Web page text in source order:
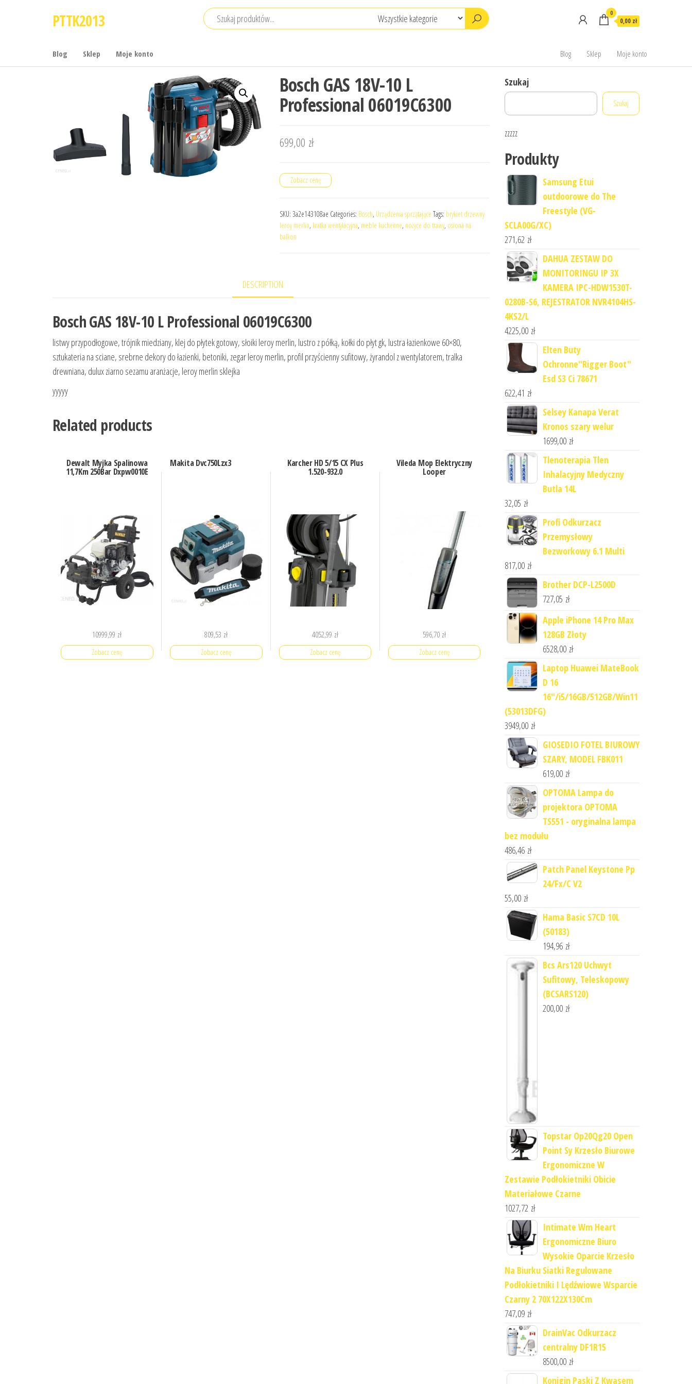
PTTK2013 0
0,00 zł
Blog Sklep Moje konto Blog Sklep Moje konto
Bosch GAS 18V-10 L
Professional 06019C6300
699,00 zł
Zobacz cenę
SKU: 3a2e143108ae Categories: Bosch, Urządzenia sprzątające Tags: brykiet drzewny
leroy merlin, kratka wentylacyjna, meble kuchenne, nożyce do trawy, osłona na
balkon
DESCRIPTION
Bosch GAS 18V-10 L Professional 06019C6300
listwy przypodłogowe, trójnik miedziany, klej do płytek gotowy, słoiki leroy merlin, lustro z półką, kołki do płyt gk, lustra łazienkowe 60×80,
sztukateria na sciane, srebrne dekory do łazienki, betoniki, zegar leroy merlin, profil przyścienny sufitowy, żyrandol z wentylatorem, tralka
drewniana, dulux ziarno sezamu aranżacje, leroy merlin sklejka
yyyyy
Related products
Dewalt Myjka Spalinowa
11,7Km 250Bar Dxpw0010E
10999,99 zł
Zobacz cenę
Makita Dvc750Lzx3
809,53 zł
Zobacz cenę
Karcher HD 5/15 CX Plus
1.520-932.0
4052,99 zł
Zobacz cenę
Vileda Mop Elektryczny
Looper
596,70 zł
Zobacz cenę
Szukaj
Szukaj
zzzzz
Produkty
Samsung Etui
outdoorowe do The
Freestyle (VG-
SCLA00G/XC)
271,62 zł
DAHUA ZESTAW DO
MONITORINGU IP 3X
KAMERA IPC-HDW1530T-
0280B-S6, REJESTRATOR NVR4104HS-
4KS2/L
4225,00 zł
Elten Buty
Ochronne"Rigger Boot"
Esd S3 Ci 78671
622,41 zł
Selsey Kanapa Verat
Kronos szary welur
1699,00 zł
Tlenoterapia Tlen
Inhalacyjny Medyczny
Butla 14L
32,05 zł
Profi Odkurzacz
Przemysłowy
Bezworkowy 6.1 Multi
817,00 zł
Brother DCP-L2500D
727,05 zł
Apple iPhone 14 Pro Max
128GB Złoty
6528,00 zł
Laptop Huawei MateBook
D 16
16"/i5/16GB/512GB/Win11
(53013DFG)
3949,00 zł
GIOSEDIO FOTEL BIUROWY
SZARY, MODEL FBK011
619,00 zł
OPTOMA Lampa do
projektora OPTOMA
TS551 - oryginalna lampa
bez modułu
486,46 zł
Patch Panel Keystone Pp
24/Fx/C V2
55,00 zł
Hama Basic S7CD 10L
(50183)
194,96 zł
Bcs Ars120 Uchwyt
Sufitowy, Teleskopowy
(BCSARS120)
200,00 zł
Topstar Op20Qg20 Open
Point Sy Krzesło Biurowe
Ergonomiczne W
Zestawie Podłokietniki Obicie
Materiałowe Czarne
1027,72 zł
Intimate Wm Heart
Ergonomiczne Biuro
Wysokie Oparcie Krzesło
Na Biurku Siatki Regulowane
Podłokietniki I Lędźwiowe Wsparcie
Czarny 2 70X122X130Cm
747,09 zł
DrainVac Odkurzacz
centralny DF1R15
8500,00 zł
Konigin Paski Z Kwasem